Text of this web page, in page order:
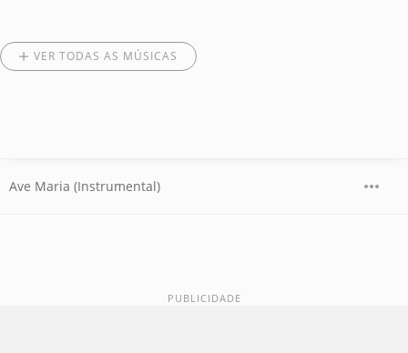
VER TODAS AS MÚSICAS
Ave Maria (Instrumental)